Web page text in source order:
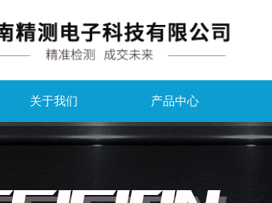
关于我们 产品中心